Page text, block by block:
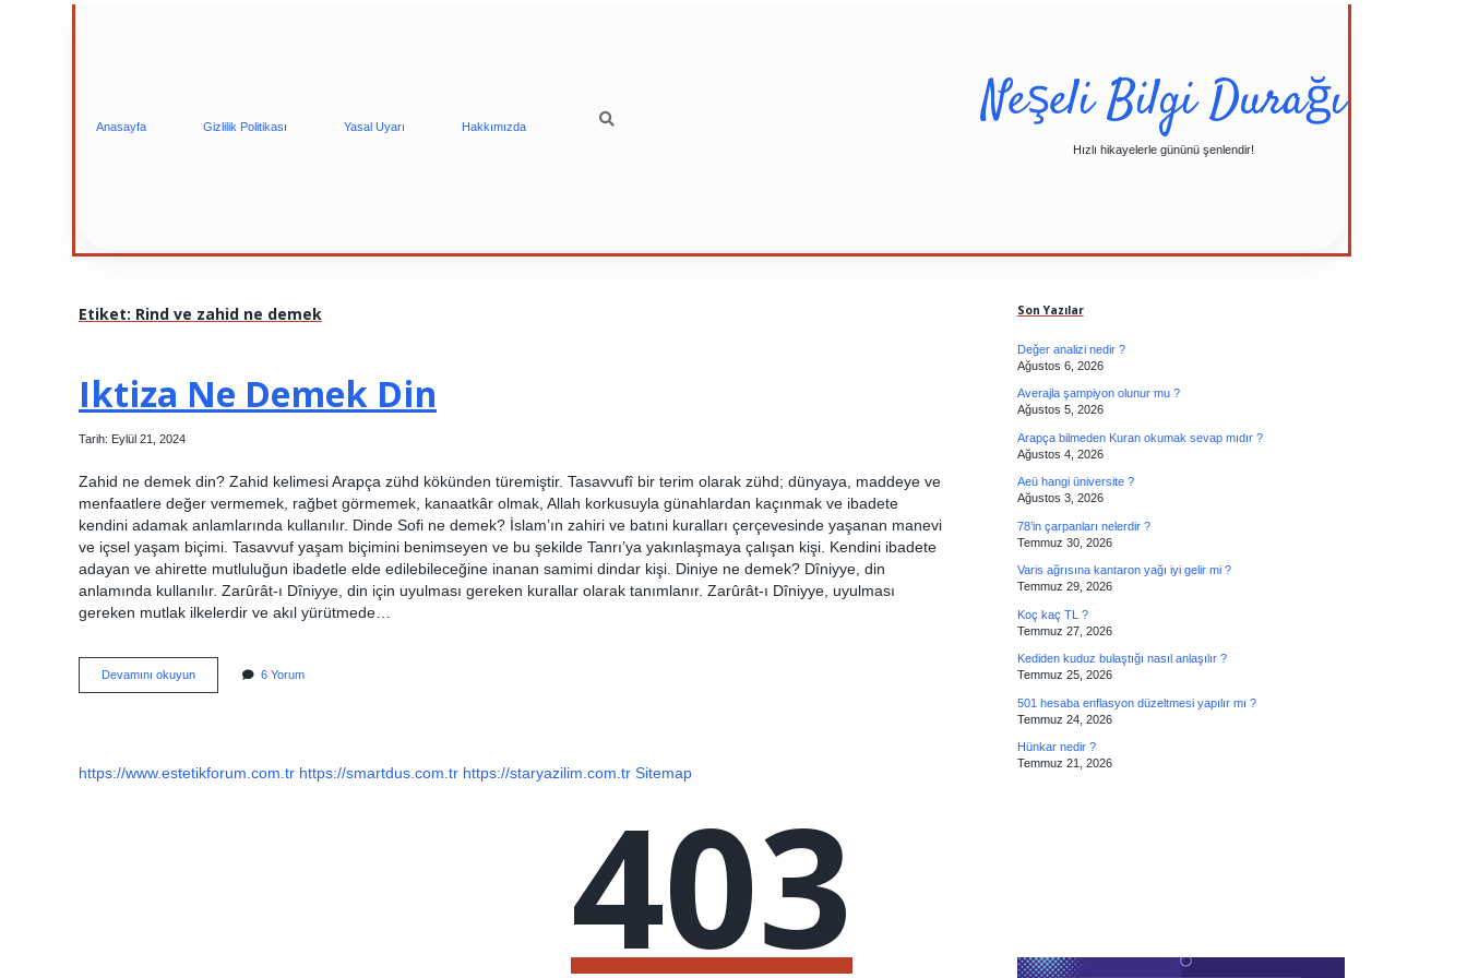
Anasayfa Gizlilik Politikası Yasal Uyarı Hakkımızda Neşeli Bilgi Durağı
Hızlı hikayelerle gününü şenlendir!
Etiket: Rind ve zahid ne demek
Iktiza Ne Demek Din
Tarih: Eylül 21, 2024
Zahid ne demek din? Zahid kelimesi Arapça zühd kökünden türemiştir. Tasavvufî bir terim olarak zühd; dünyaya, maddeye ve
menfaatlere değer vermemek, rağbet görmemek, kanaatkâr olmak, Allah korkusuyla günahlardan kaçınmak ve ibadete
kendini adamak anlamlarında kullanılır. Dinde Sofi ne demek? İslam’ın zahiri ve batıni kuralları çerçevesinde yaşanan manevi
ve içsel yaşam biçimi. Tasavvuf yaşam biçimini benimseyen ve bu şekilde Tanrı’ya yakınlaşmaya çalışan kişi. Kendini ibadete
adayan ve ahirette mutluluğun ibadetle elde edilebileceğine inanan samimi dindar kişi. Diniye ne demek? Dîniyye, din
anlamında kullanılır. Zarûrât-ı Dîniyye, din için uyulması gereken kurallar olarak tanımlanır. Zarûrât-ı Dîniyye, uyulması
gereken mutlak ilkelerdir ve akıl yürütmede…
Devamını okuyunIktiza
Ne
6 Yorum
https://www.estetikforum.com.tr https://smartdus.com.tr https://staryazilim.com.tr Sitemap
Son Yazılar
Değer analizi nedir ?
Ağustos 6, 2026
Averajla şampiyon olunur mu ?
Ağustos 5, 2026
Arapça bilmeden Kuran okumak sevap mıdır ?
Ağustos 4, 2026
Aeü hangi üniversite ?
Ağustos 3, 2026
78’in çarpanları nelerdir ?
Temmuz 30, 2026
Varis ağrısına kantaron yağı iyi gelir mi ?
Temmuz 29, 2026
Koç kaç TL ?
Temmuz 27, 2026
Kediden kuduz bulaştığı nasıl anlaşılır ?
Temmuz 25, 2026
501 hesaba enflasyon düzeltmesi yapılır mı ?
Temmuz 24, 2026
Hünkar nedir ?
Temmuz 21, 2026
403